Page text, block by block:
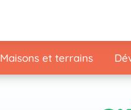
Maisons et terrains